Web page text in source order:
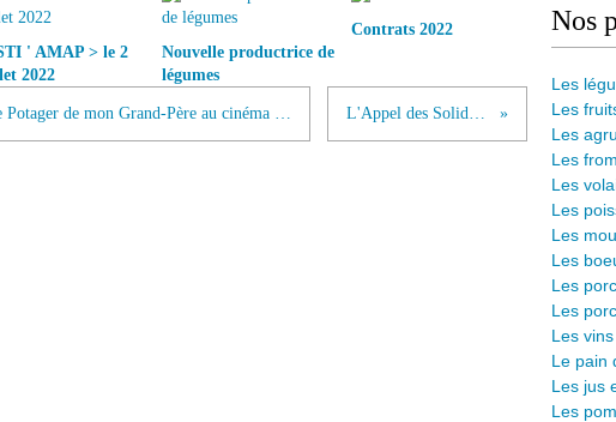
' AMAP > le 2
2022
Nouvelle productrice de
légumes
Contrats 2022
RDV le 16 février pour Le Potager de mon Grand-Père au cinéma du Luc ! L'Appel des Solidarités
Nos
Les
Les
Les
Les
Les
Les
Les
Les
Les
Les
Les
L e pain
Les jus
Les